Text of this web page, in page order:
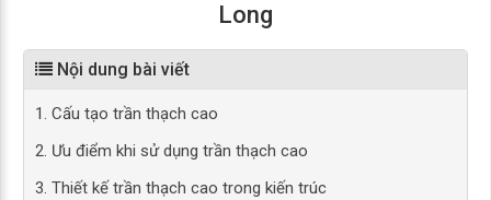
Long
Nội dung bài viết
1. Cấu tạo trần thạch cao
2. Ưu điểm khi sử dụng trần thạch cao
3. Thiết kế trần thạch cao trong kiến trúc